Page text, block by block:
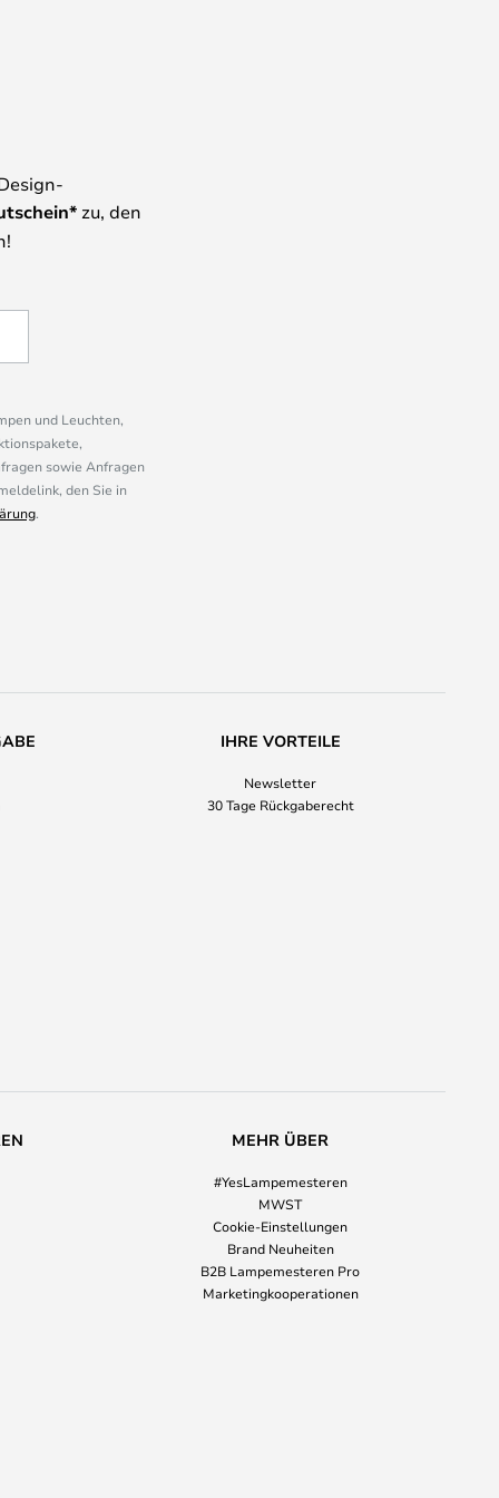
zu, den
und Leuchten,
sowie Anfragen
den Sie in
.
IHRE VORTEILE
Newsletter
30 Tage Rückgaberecht
MEHR ÜBER
#YesLampemesteren
MWST
Cookie-Einstellungen
Brand Neuheiten
B2B Lampemesteren Pro
Marketingkooperationen